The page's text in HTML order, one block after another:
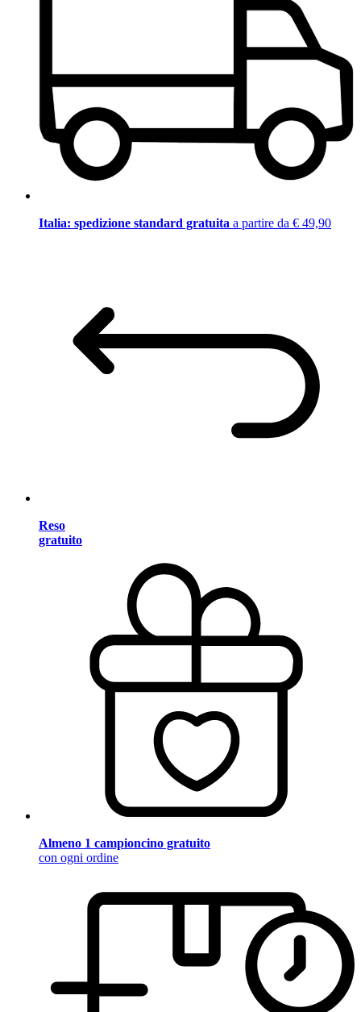
Italia: spedizione standard gratuita a partire da € 49,90
Reso
gratuito
Almeno 1 campioncino gratuito
con ogni ordine